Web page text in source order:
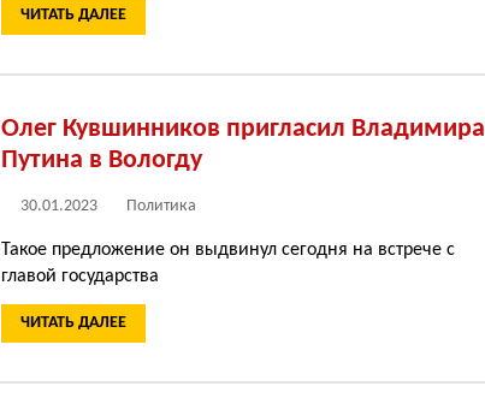
ЧИТАТЬ ДАЛЕЕ
Олег Кувшинников пригласил Владимира
Путина в Вологду
30.01.2023 Политика
Такое предложение он выдвинул сегодня на встрече с
главой государства
ЧИТАТЬ ДАЛЕЕ